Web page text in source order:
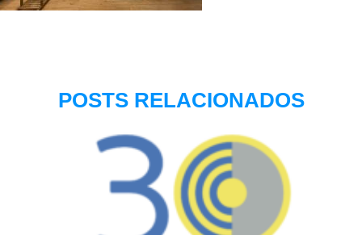
POSTS RELACIONADOS